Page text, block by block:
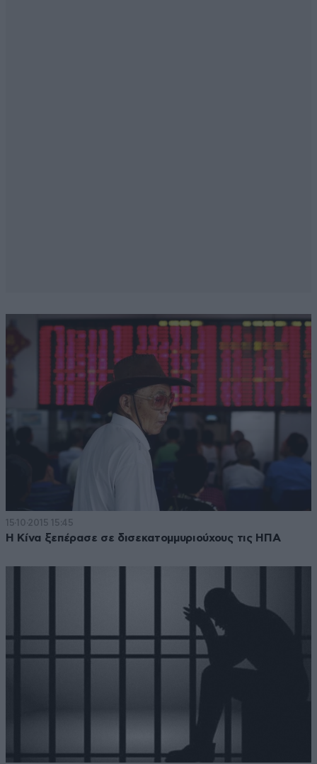
15·10·2015 15:45
Η Κίνα ξεπέρασε σε δισεκατομμυριούχους τις ΗΠΑ